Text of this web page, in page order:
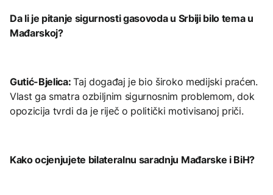
Da li je pitanje sigurnosti gasovoda u Srbiji bilo tema u
Mađarskoj?
Gutić-Bjelica:Taj događaj je bio široko medijski praćen.
Vlast ga smatra ozbiljnim sigurnosnim problemom, dok
opozicija tvrdi da je riječ o politički motivisanoj priči.
Kako ocjenjujete bilateralnu saradnju Mađarske i BiH?